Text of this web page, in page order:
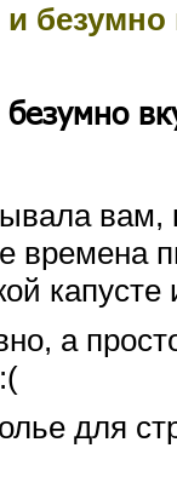
безумно
времена
а
для